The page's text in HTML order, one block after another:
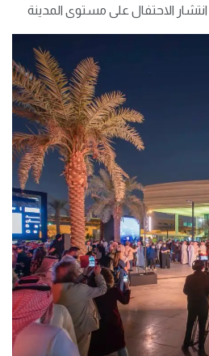
انتشار الاحتفال على مستوى المدينة